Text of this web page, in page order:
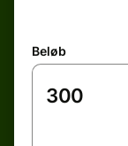
Beløb